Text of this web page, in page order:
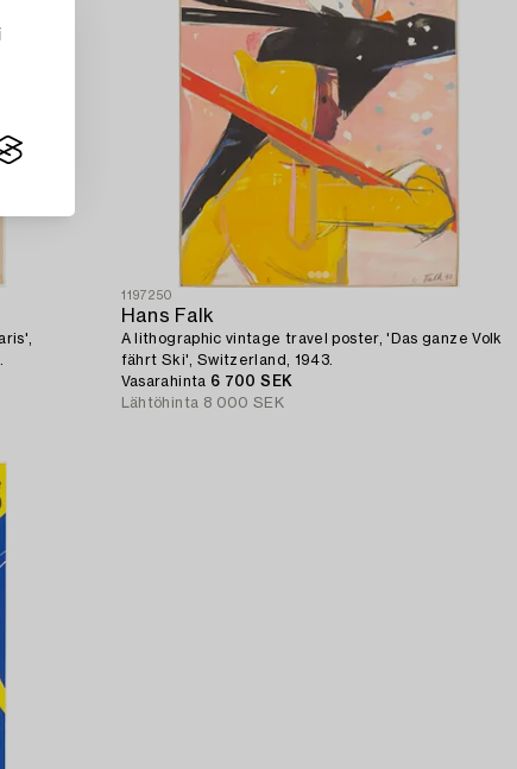
1197250
Hans Falk
A lithographic vintage travel poster, 'Das ganze Volk
fährt Ski', Switzerland, 1943.
Vasarahinta 6 700 SEK
Lähtöhinta 8 000 SEK